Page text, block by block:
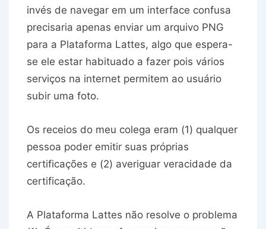
invés de navegar em um interface confusa
precisaria apenas enviar um arquivo PNG
para a Plataforma Lattes, algo que espera-
se ele estar habituado a fazer pois vários
serviços na internet permitem ao usuário
subir uma foto.
Os receios do meu colega eram (1) qualquer
pessoa poder emitir suas próprias
certificações e (2) averiguar veracidade da
certificação.
A Plataforma Lattes não resolve o problema